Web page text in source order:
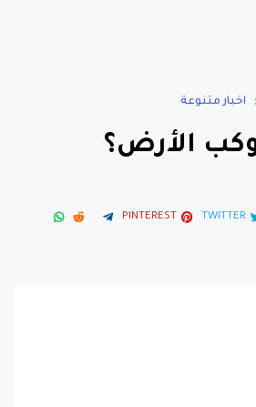
اخبار متنوعة
الأرض؟
TWITTER
PINTEREST